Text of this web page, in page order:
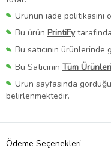
Ürünün iade politikasını
Bu ürün PrintiFy
Bu satıcının ürünlerinde
Bu Satıcının Tüm
Ürün sayfasında
belirlenmektedir.
Ödeme Seçenekleri